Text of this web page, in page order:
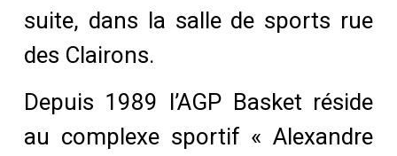
suite, dans la salle de sports rue
des Clairons.
Depuis 1989 l’AGP Basket réside
au complexe sportif « Alexandre